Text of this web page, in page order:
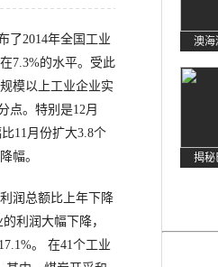
2014年全国工业
7.3%的水平。受此
模以上工业企业实
点。特别是12月
11月份扩大3.8个
幅。
润总额比上年下降
利润大幅下降，
。 在41个工业